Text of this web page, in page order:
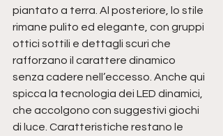
piantato a terra. Al posteriore, lo stile
rimane pulito ed elegante, con gruppi
ottici sottili e dettagli scuri che
rafforzano il carattere dinamico
senza cadere nell’eccesso. Anche qui
spicca la tecnologia dei LED dinamici,
che accolgono con suggestivi giochi
di luce. Caratteristiche restano le